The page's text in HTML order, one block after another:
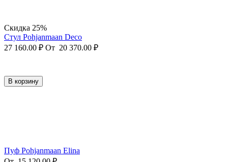
Скидка 25%
Стул Pohjanmaan Deco
27 160.00 ₽ От 20 370.00 ₽
В корзину
Пуф Pohjanmaan Elina